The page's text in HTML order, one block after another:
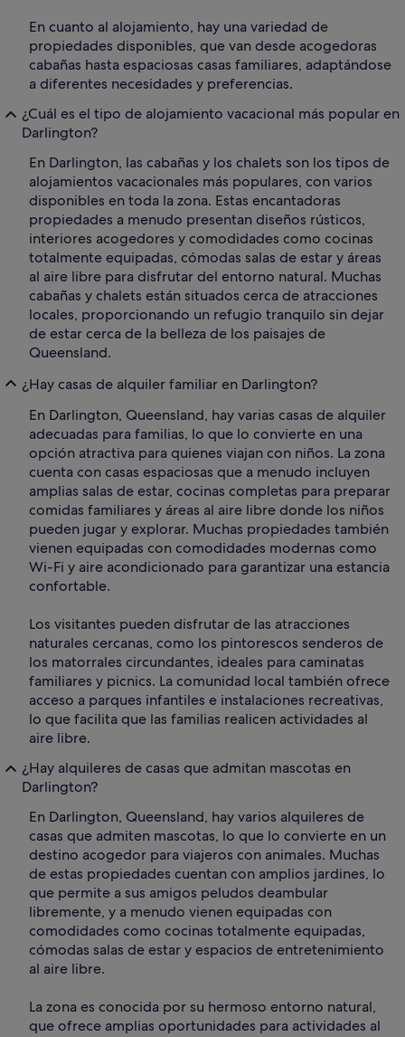
En cuanto al alojamiento, hay una variedad de
propiedades disponibles, que van desde acogedoras
cabañas hasta espaciosas casas familiares, adaptándose
a diferentes necesidades y preferencias.
¿Cuál es el tipo de alojamiento vacacional más popular en
Darlington?
En Darlington, las cabañas y los chalets son los tipos de
alojamientos vacacionales más populares, con varios
disponibles en toda la zona. Estas encantadoras
propiedades a menudo presentan diseños rústicos,
interiores acogedores y comodidades como cocinas
totalmente equipadas, cómodas salas de estar y áreas
al aire libre para disfrutar del entorno natural. Muchas
cabañas y chalets están situados cerca de atracciones
locales, proporcionando un refugio tranquilo sin dejar
de estar cerca de la belleza de los paisajes de
Queensland.
¿Hay casas de alquiler familiar en Darlington?
En Darlington, Queensland, hay varias casas de alquiler
adecuadas para familias, lo que lo convierte en una
opción atractiva para quienes viajan con niños. La zona
cuenta con casas espaciosas que a menudo incluyen
amplias salas de estar, cocinas completas para preparar
comidas familiares y áreas al aire libre donde los niños
pueden jugar y explorar. Muchas propiedades también
vienen equipadas con comodidades modernas como
Wi-Fi y aire acondicionado para garantizar una estancia
confortable.
Los visitantes pueden disfrutar de las atracciones
naturales cercanas, como los pintorescos senderos de
los matorrales circundantes, ideales para caminatas
familiares y picnics. La comunidad local también ofrece
acceso a parques infantiles e instalaciones recreativas,
lo que facilita que las familias realicen actividades al
aire libre.
¿Hay alquileres de casas que admitan mascotas en
Darlington?
En Darlington, Queensland, hay varios alquileres de
casas que admiten mascotas, lo que lo convierte en un
destino acogedor para viajeros con animales. Muchas
de estas propiedades cuentan con amplios jardines, lo
que permite a sus amigos peludos deambular
libremente, y a menudo vienen equipadas con
comodidades como cocinas totalmente equipadas,
cómodas salas de estar y espacios de entretenimiento
al aire libre.
La zona es conocida por su hermoso entorno natural,
que ofrece amplias oportunidades para actividades al